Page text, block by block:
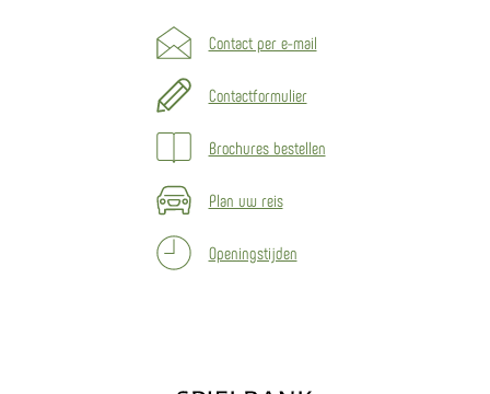
Contact per e-mail
Contactformulier
Brochures bestellen
Plan uw reis
Openingstijden